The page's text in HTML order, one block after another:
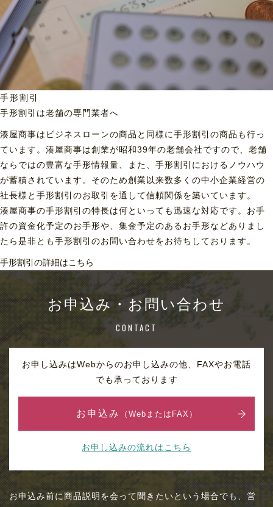
手形割引
手形割引は老舗の専門業者へ
湊屋商事はビジネスローンの商品と同様に手形割引の商品も行っ
ています。湊屋商事は創業が昭和39年の老舗会社ですので、老舗
ならではの豊富な手形情報量、また、手形割引におけるノウハウ
が蓄積されています。そのため創業以来数多くの中小企業経営の
社長様と手形割引のお取引を通して信頼関係を築いています。
湊屋商事の手形割引の特長は何といっても迅速な対応です。お手
許の資金化予定のお手形や、集金予定のあるお手形などありまし
たら是非とも手形割引のお問い合わせをお待ちしております。
手形割引の詳細はこちら
お申込み・お問い合わせ
CONTACT
お申し込みはWebからのお申し込みの他、FAXやお電話
でも承っております
お申込み （WebまたはFAX）
お申し込みの流れはこちら
お申込み前に商品説明を会って聞きたいという場合でも、営